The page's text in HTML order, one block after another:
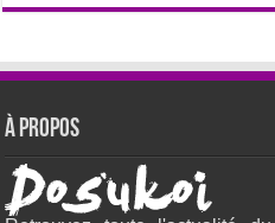
À propos